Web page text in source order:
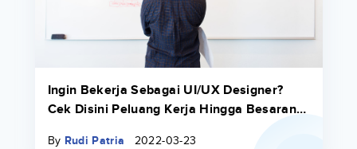
Ingin Bekerja Sebagai UI/UX Designer?
Cek Disini Peluang Kerja Hingga Besaran
By Rudi Patria 2022-03-23